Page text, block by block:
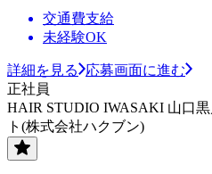
交通費支給
未経験OK
詳細を見る
応募画面に進む
正社員
HAIR STUDIO IWASAKI 山口
ト(株式会社ハクブン)